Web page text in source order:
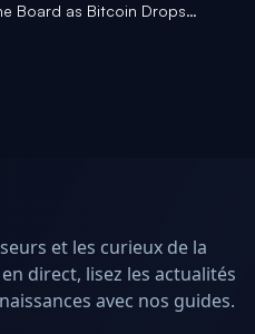
Board as Bitcoin Drops
Billion in Bitcoin Options
et les curieux de la
direct, lisez les actualités
avec nos guides.